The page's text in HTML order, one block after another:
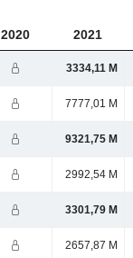
2020 2021
3334,11 M
7777,01 M
9321,75 M
2992,54 M
3301,79 M
2657,87 M